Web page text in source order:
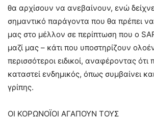
θα αρχίσουν να ανεβαίνουν, ενώ
σημαντικό παράγοντα που θα πρέπει
μας στο μέλλον σε περίπτωση που ο
μαζί μας – κάτι που υποστηρίζουν
περισσότεροι ειδικοί, αναφέροντας ότι
καταστεί ενδημικός, όπως συμβαίνει
γρίπης.
ΟΙ ΚΟΡΩΝΟΪΟΙ ΑΓΑΠΟΥΝ ΤΟΥΣ